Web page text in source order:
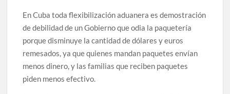
En Cuba toda flexibilización aduanera es demostración
de debilidad de un Gobierno que odia la paquetería
porque disminuye la cantidad de dólares y euros
remesados, ya que quienes mandan paquetes envían
menos dinero, y las familias que reciben paquetes
piden menos efectivo.